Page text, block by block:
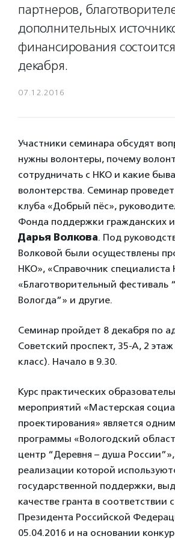
партнеров,
дополнительных
финансирования
декабря.
07.12.2016
Участники семинара обсудят
нужны волонтеры, почему
сотрудничать с НКО и какие
волонтерства. Семинар
клуба «Добрый пёс»,
Фонда поддержки гражданских
Дарья Волкова. Под
Волковой были осуществлены
НКО», «Справочник специалиста
«Благотворительный фестиваль
Вологда”» и другие.
Семинар пройдет 8 декабря по
Советский проспект, 35-А, 2
класс). Начало в 9.30.
Курс практических
мероприятий «Мастерская
проектирования» является
программы «Вологодский
центр “Деревня – душа
реализации которой
государственной поддержки,
качестве гранта в соответствии
Президента Российской
05.04.2016 и на основании